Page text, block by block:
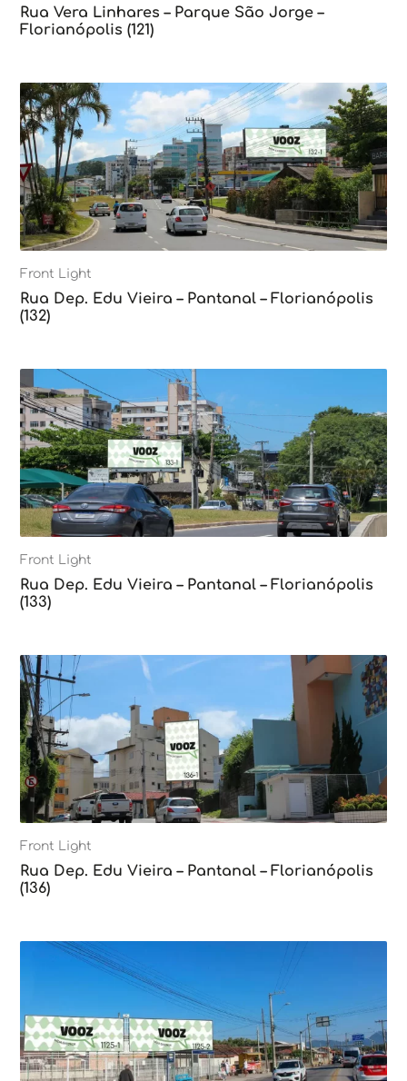
Rua Vera Linhares – Parque São Jorge –
Florianópolis (121)
Front Light
Rua Dep. Edu Vieira – Pantanal – Florianópolis
(132)
Front Light
Rua Dep. Edu Vieira – Pantanal – Florianópolis
(133)
Front Light
Rua Dep. Edu Vieira – Pantanal – Florianópolis
(136)